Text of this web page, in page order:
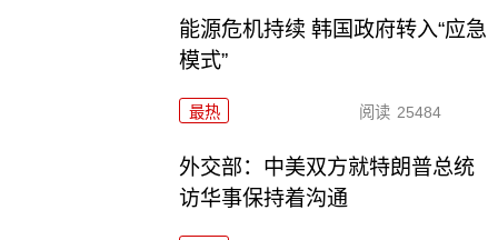
能源危机持续 韩国政府转入“应急
模式”
最热 阅读 25484
外交部：中美双方就特朗普总统
访华事保持着沟通